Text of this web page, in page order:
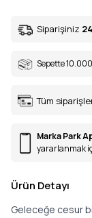
Siparişiniz
Sepette 10.000
Tüm
Marka Park
yararlanmak
Ürün Detayı
Geleceğe cesur